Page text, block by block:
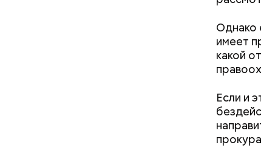
Однако
имеет
какой
Если и
Вред